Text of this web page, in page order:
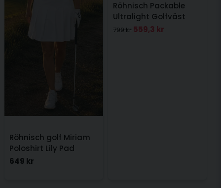
Röhnisch golf Miriam
Poloshirt Lily Pad
649 kr
Röhnisch Packable
Ultralight Golfväst
Navy
799 kr 559,3 kr